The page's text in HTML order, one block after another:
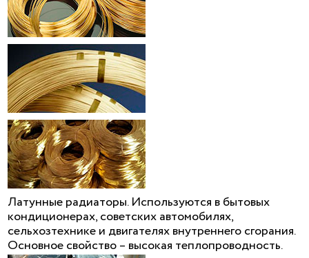
Латунные радиаторы. Используются в бытовых
кондиционерах, советских автомобилях,
сельхозтехнике и двигателях внутреннего сгорания.
Основное свойство – высокая теплопроводность.